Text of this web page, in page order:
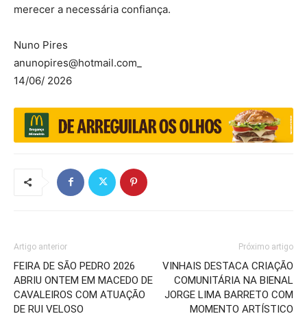
merecer a necessária confiança.
Nuno Pires
anunopires@hotmail.com
14/06/ 2026
Artigo anterior
FEIRA DE SÃO PEDRO 2026
ABRIU ONTEM EM MACEDO DE
CAVALEIROS COM ATUAÇÃO
DE RUI VELOSO
Próximo artigo
VINHAIS DESTACA CRIAÇÃO
COMUNITÁRIA NA BIENAL
JORGE LIMA BARRETO COM
MOMENTO ARTÍSTICO